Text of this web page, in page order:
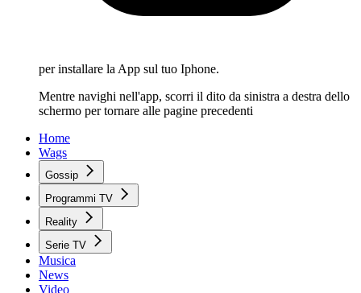
per installare la App sul tuo Iphone.
Mentre navighi nell'app, scorri il dito da sinistra a destra dello
schermo per tornare alle pagine precedenti
Home
Wags
Gossip
Programmi TV
Reality
Serie TV
Musica
News
Video